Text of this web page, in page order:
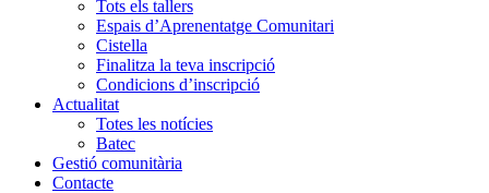
Tots els tallers
Espais d’Aprenentatge Comunitari
Cistella
Finalitza la teva inscripció
Condicions d’inscripció
Actualitat
Totes les notícies
Batec
Gestió comunitària
Contacte